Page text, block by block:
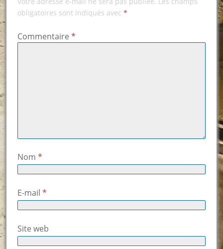
obligatoires sont indiqués avec *
Commentaire *
Nom *
E-mail *
Site web